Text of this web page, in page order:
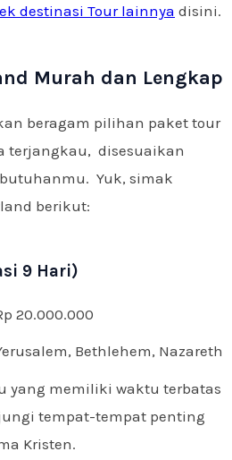
destinasi Tour lainnya disini.
Murah dan Lengkap
beragam pilihan paket tour
terjangkau, disesuaikan
Yuk, simak
berikut:
9 Hari)
20.000.000
Bethlehem, Nazareth
yang memiliki waktu terbatas
tempat-tempat penting
Kristen.